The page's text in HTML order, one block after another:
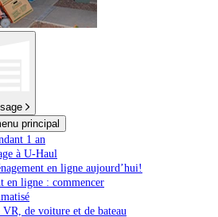
principal
1 an
à U-Haul
en ligne aujourd’hui!
en ligne : commencer
VR, de voiture et de bateau